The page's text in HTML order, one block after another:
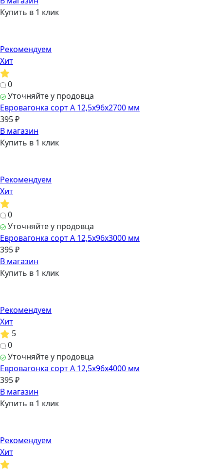
Купить в 1 клик
Рекомендуем
Хит
0
Уточняйте у продовца
Евровагонка сорт А 12,5х96х2700 мм
395 ₽
В магазин
Купить в 1 клик
Рекомендуем
Хит
0
Уточняйте у продовца
Евровагонка сорт А 12,5х96х3000 мм
395 ₽
В магазин
Купить в 1 клик
Рекомендуем
Хит
5
0
Уточняйте у продовца
Евровагонка сорт А 12,5х96х4000 мм
395 ₽
В магазин
Купить в 1 клик
Рекомендуем
Хит